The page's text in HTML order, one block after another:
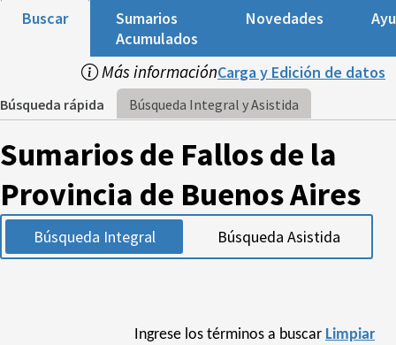
Buscar
Sumarios
Acumulados
Novedades
Más informaciónCarga y Edición de datos
Búsqueda rápida Búsqueda Integral y Asistida
Sumarios de Fallos de la
Provincia de Buenos Aires
Búsqueda Integral Búsqueda Asistida
Ingrese los términos a buscar Limpiar